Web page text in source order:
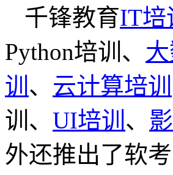
千锋教育IT培
Python培训、
训 、 云计算培训
训、 UI培训 、
外还推出了软